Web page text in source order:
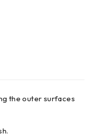
the outer surfaces